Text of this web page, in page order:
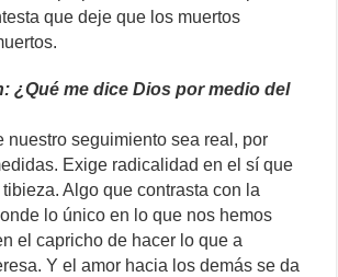
que deje que los muertos
¿Qué me dice Dios por medio del
nuestro seguimiento sea real, por
Exige radicalidad en el sí que
Algo que contrasta con la
lo único en lo que nos hemos
el capricho de hacer lo que a
Y el amor hacia los demás se da